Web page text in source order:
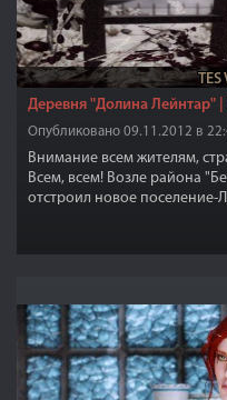
TES
Деревня "Долина Лейнтар" |
Опубликовано 09.11.2012 в
Внимание всем жителям,
Всем, всем! Возле района
отстроил новое поселение-